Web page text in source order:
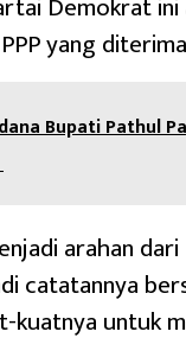
yang
Bupati Pathul
arahan
catatannya
untuk